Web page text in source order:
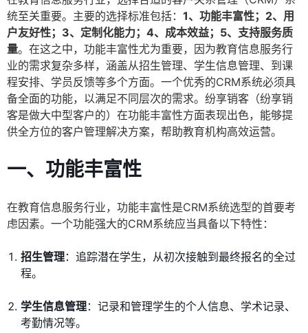
统至关重要。主要的选择标准包括： 1、功能丰富性；2、用
户友好性；3、定制化能力；4、成本效益；5、支持服务质
量。在这之中，功能丰富性尤为重要，因为教育信息服务行
业的需求复杂多样，涵盖从招生管理、学生信息管理、到课
程安排、学员反馈等多个方面。一个优秀的CRM系统必须具
备全面的功能，以满足不同层次的需求。纷享销客（纷享销
客是做大中型客户的）在功能丰富性方面表现出色，能够提
供全方位的客户管理解决方案，帮助教育机构高效运营。
一、功能丰富性
在教育信息服务行业，功能丰富性是CRM系统选型的首要考
虑因素。一个功能强大的CRM系统应当具备以下特性：
招生管理：追踪潜在学生，从初次接触到最终报名的全过
程。
学生信息管理：记录和管理学生的个人信息、学术记录、
考勤情况等。